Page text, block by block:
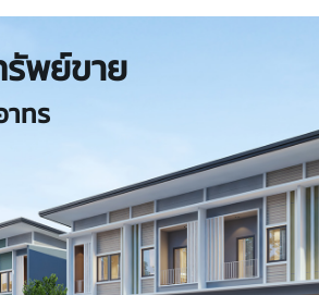
พย์ขาย
าทร